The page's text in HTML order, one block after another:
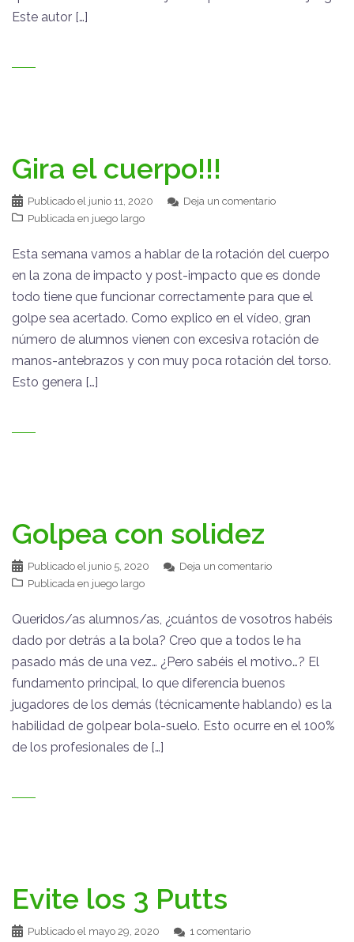
Este autor […]
Gira el cuerpo!!!
Publicado el junio 11, 2020
Deja un comentario
Publicada en juego largo
Esta semana vamos a hablar de la rotación del cuerpo
en la zona de impacto y post-impacto que es donde
todo tiene que funcionar correctamente para que el
golpe sea acertado. Como explico en el vídeo, gran
número de alumnos vienen con excesiva rotación de
manos-antebrazos y con muy poca rotación del torso.
Esto genera […]
Golpea con solidez
Publicado el junio 5, 2020
Deja un comentario
Publicada en juego largo
Queridos/as alumnos/as, ¿cuántos de vosotros habéis
dado por detrás a la bola? Creo que a todos le ha
pasado más de una vez… ¿Pero sabéis el motivo…? El
fundamento principal, lo que diferencia buenos
jugadores de los demás (técnicamente hablando) es la
habilidad de golpear bola-suelo. Esto ocurre en el 100%
de los profesionales de […]
Evite los 3 Putts
Publicado el mayo 29, 2020
1 comentario